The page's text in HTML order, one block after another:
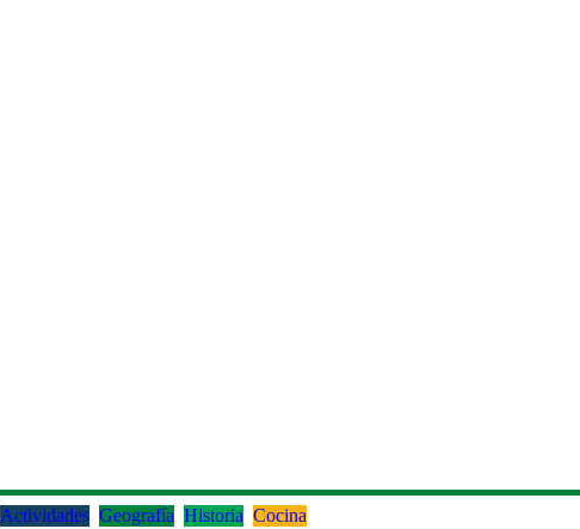
Actividades Geografía Historia Cocina